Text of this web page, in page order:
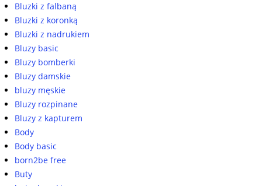
Bluzki z falbaną
Bluzki z koronką
Bluzki z nadrukiem
Bluzy basic
Bluzy bomberki
Bluzy damskie
bluzy męskie
Bluzy rozpinane
Bluzy z kapturem
Body
Body basic
born2be free
Buty